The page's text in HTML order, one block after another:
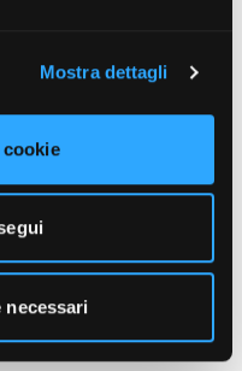
Mostra dettagli
necessari